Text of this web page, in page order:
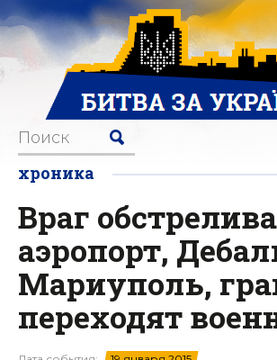
хроника
Враг
аэропорт,
Мариуполь,
переходят